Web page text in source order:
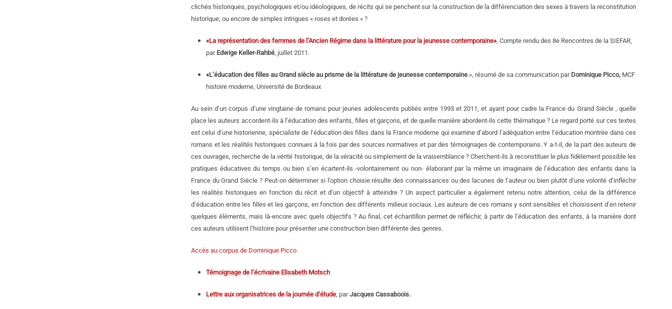
clichés historiques, psychologiques et/ou idéologiques, de récits qui se penchent sur la construction de la différenciation des sexes à travers la reconstitution
historique, ou encore de simples intrigues « roses et dorées » ?
«La représentation des femmes de l’Ancien Régime dans la littérature pour la jeunesse contemporaine», Compte rendu des 8e Rencontres de la SIEFAR,
par Edwige Keller-Rahbé, juillet 2011.
«L’éducation des filles au Grand siècle au prisme de la littérature de jeunesse contemporaine.», résumé de sa communication par Dominique Picco, MCF
histoire moderne, Université de Bordeaux
Au sein d’un corpus d’une vingtaine de romans pour jeunes adolescents publiés entre 1993 et 2011, et ayant pour cadre la France du Grand Siècle , quelle
place les auteurs accordent-ils à l’éducation des enfants, filles et garçons, et de quelle manière abordent-ils cette thématique ? Le regard porté sur ces textes
est celui d’une historienne, spécialiste de l’éducation des filles dans la France moderne qui examine d’abord l’adéquation entre l’éducation montrée dans ces
romans et les réalités historiques connues à la fois par des sources normatives et par des témoignages de contemporains. Y a-t-il, de la part des auteurs de
ces ouvrages, recherche de la vérité historique, de la véracité ou simplement de la vraisemblance ? Cherchent-ils à reconstituer le plus fidèlement possible les
pratiques éducatives du temps ou bien s’en écartent-ils -volontairement ou non- élaborant par la même un imaginaire de l’éducation des enfants dans la
France du Grand Siècle ? Peut-on déterminer si l’option choisie résulte des connaissances ou des lacunes de l’auteur ou bien plutôt d’une volonté d’infléchir
les réalités historiques en fonction du récit et d’un objectif à atteindre ? Un aspect particulier a également retenu notre attention, celui de la différence
d’éducation entre les filles et les garçons, en fonction des différents milieux sociaux. Les auteurs de ces romans y sont sensibles et choisissent d’en retenir
quelques éléments, mais là-encore avec quels objectifs ? Au final, cet échantillon permet de réfléchir, à partir de l’éducation des enfants, à la manière dont
ces auteurs utilisent l’histoire pour présenter une construction bien différente des genres.
Accès au corpus de Dominique Picco
Témoignage de l’écrivaine Elisabeth Motsch
Lettre aux organisatrices de la journée d’étude, parJacques Cassaboois.